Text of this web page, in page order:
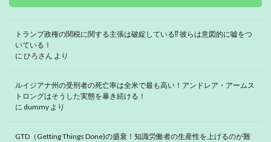
トランプ政権の関税に関する主張は破綻している⁉ 彼らは意図的に嘘をつ
いている！
に ひろさん より
ルイジアナ州の受刑者の死亡率は全米で最も高い！アンドレア・アームス
トロングはそうした実態を暴き続ける！
に dummy より
GTD（Getting Things Done)の盛衰！知識労働者の生産性を上げるのが難